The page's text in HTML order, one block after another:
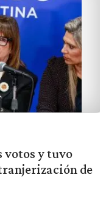
votos y tuvo
de